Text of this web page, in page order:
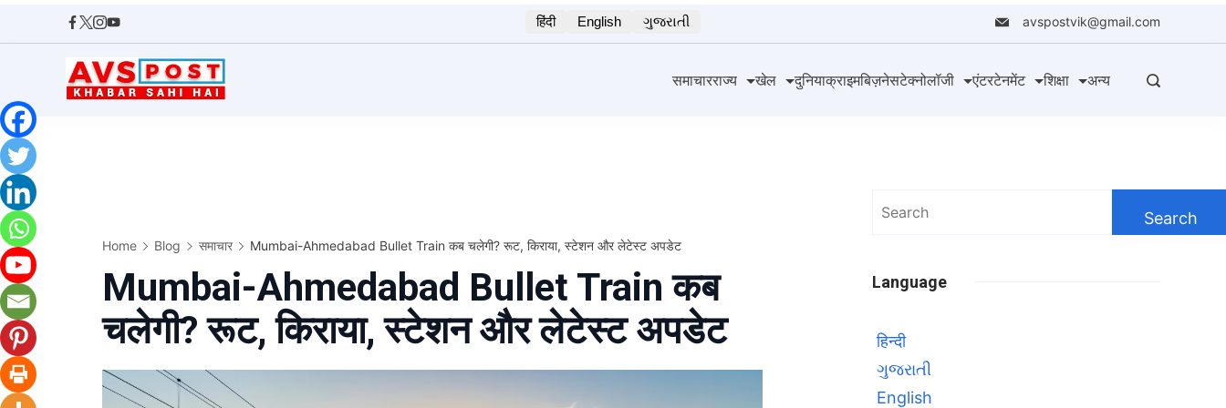
हिंदी English ગુજરાતી avspostvik@gmail.com
समाचारराज्य खेल दुनियाक्राइमबिज़नेसटेक्नोलॉजी एंटरटेनमेंट शिक्षा अन्य
Home Blog समाचार Mumbai-Ahmedabad Bullet Train कब चलेगी? रूट, किराया, स्टेशन और लेटेस्ट अपडेट
Mumbai-Ahmedabad Bullet Train कब
चलेगी? रूट, किराया, स्टेशन और लेटेस्ट अपडेट
Search
Language
हिन्दी
ગુજરાતી
English